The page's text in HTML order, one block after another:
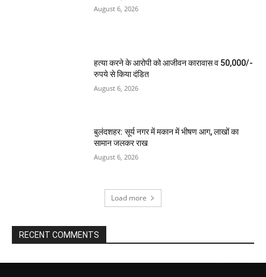
August 6, 2026
हत्या करने के आरोपी को आजीवन कारावास व 50,000/-
रुपये से किया दंडित
August 6, 2026
बुलंदशहर: सूर्य नगर में मकान में भीषण आग, लाखों का
सामान जलकर राख
August 6, 2026
Load more
RECENT COMMENTS